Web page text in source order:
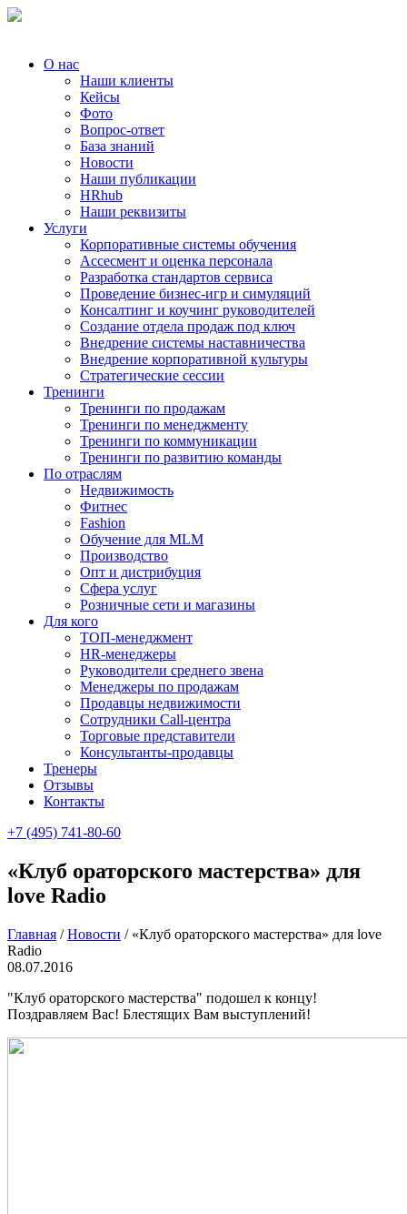
О нас
Наши клиенты
Кейсы
Фото
Вопрос-ответ
База знаний
Новости
Наши публикации
HRhub
Наши реквизиты
Услуги
Корпоративные системы обучения
Ассесмент и оценка персонала
Разработка стандартов сервиса
Проведение бизнес-игр и симуляций
Консалтинг и коучинг руководителей
Создание отдела продаж под ключ
Внедрение системы наставничества
Внедрение корпоративной культуры
Стратегические сессии
Тренинги
Тренинги по продажам
Тренинги по менеджменту
Тренинги по коммуникации
Тренинги по развитию команды
По отраслям
Недвижимость
Фитнес
Fashion
Обучение для MLM
Производство
Опт и дистрибуция
Сфера услуг
Розничные сети и магазины
Для кого
ТОП-менеджмент
HR-менеджеры
Руководители среднего звена
Менеджеры по продажам
Продавцы недвижимости
Сотрудники Call-центра
Торговые представители
Консультанты-продавцы
Тренеры
Отзывы
Контакты
+7 (495) 741-80-60
«Клуб ораторского мастерства» для
love Radio
Главная /Новости / «Клуб ораторского мастерства» для love
Radio
08.07.2016
"Клуб ораторского мастерства" подошел к концу!
Поздравляем Вас! Блестящих Вам выступлений!